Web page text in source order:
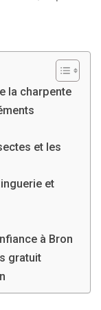
la charpente
et les
et
à Bron
gratuit